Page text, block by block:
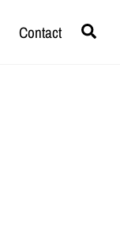
Contact